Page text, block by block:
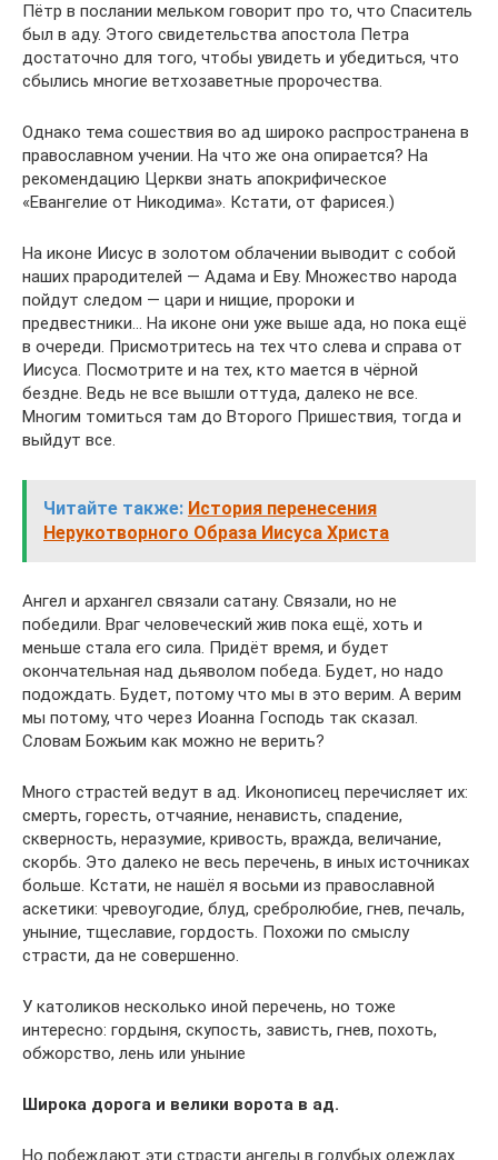
Пётр в послании мельком говорит про то, что Спаситель
был в аду. Этого свидетельства апостола Петра
достаточно для того, чтобы увидеть и убедиться, что
сбылись многие ветхозаветные пророчества.
Однако тема сошествия во ад широко распространена в
православном учении. На что же она опирается? На
рекомендацию Церкви знать апокрифическое
«Евангелие от Никодима». Кстати, от фарисея.)
На иконе Иисус в золотом облачении выводит с собой
наших прародителей — Адама и Еву. Множество народа
пойдут следом — цари и нищие, пророки и
предвестники… На иконе они уже выше ада, но пока ещё
в очереди. Присмотритесь на тех что слева и справа от
Иисуса. Посмотрите и на тех, кто мается в чёрной
бездне. Ведь не все вышли оттуда, далеко не все.
Многим томиться там до Второго Пришествия, тогда и
выйдут все.
Читайте также: История перенесения
Нерукотворного Образа Иисуса Христа
Ангел и архангел связали сатану. Связали, но не
победили. Враг человеческий жив пока ещё, хоть и
меньше стала его сила. Придёт время, и будет
окончательная над дьяволом победа. Будет, но надо
подождать. Будет, потому что мы в это верим. А верим
мы потому, что через Иоанна Господь так сказал.
Словам Божьим как можно не верить?
Много страстей ведут в ад. Иконописец перечисляет их:
смерть, горесть, отчаяние, ненависть, спадение,
скверность, неразумие, кривость, вражда, величание,
скорбь. Это далеко не весь перечень, в иных источниках
больше. Кстати, не нашёл я восьми из православной
аскетики: чревоугодие, блуд, сребролюбие, гнев, печаль,
уныние, тщеславие, гордость. Похожи по смыслу
страсти, да не совершенно.
У католиков несколько иной перечень, но тоже
интересно: гордыня, скупость, зависть, гнев, похоть,
обжорство, лень или уныние
Широка дорога и велики ворота в ад.
Но побеждают эти страсти ангелы в голубых одеждах